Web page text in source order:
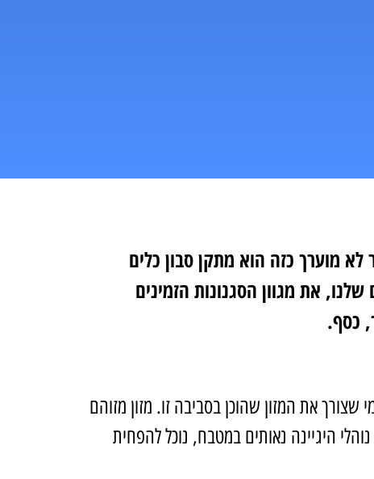
מוערך כזה הוא מתקן סבון כלים
את מגוון הסגנונות הזמינים
כסף.
את המזון שהוכן בסביבה זו. מזון מזוהם
היגיינה נאותים במטבח, נוכל להפחית